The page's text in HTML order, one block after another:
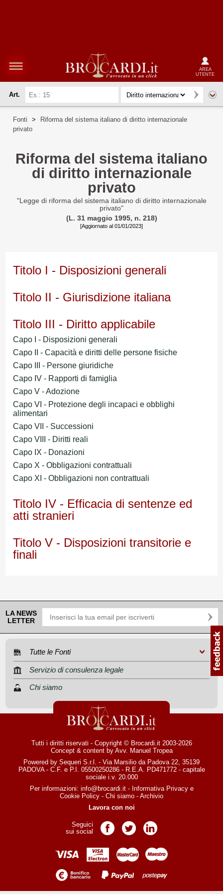
AREA
UTENTE
Art.
Fonti >
Riforma del sistema italiano di diritto internazionale
privato
Riforma del sistema italiano
di diritto internazionale
privato
"Legge di riforma del sistema italiano di diritto internazionale
privato"
(L. 31 maggio 1995, n. 218)
[Aggiornato al 01/01/2023]
Titolo I - Disposizioni generali
Titolo II - Giurisdizione italiana
Titolo III - Diritto applicabile
Capo I - Disposizioni generali
Capo II - Capacità e diritti delle persone fisiche
Capo III - Persone giuridiche
Capo IV - Rapporti di famiglia
Capo V - Adozione
Capo VI - Protezione degli incapaci e obblighi
alimentari
Capo VII - Successioni
Capo VIII - Diritti reali
Capo IX - Donazioni
Capo X - Obbligazioni contrattuali
Capo XI - Obbligazioni non contrattuali
Titolo IV - Efficacia di sentenze ed
atti stranieri
Titolo V - Disposizioni transitorie e
finali
LA NEWS
LETTER
Tutte le Fonti
Servizio di consulenza legale
Chi siamo
Tutti i diritti riservati - Copyright © Brocardi.it 2003-2026
Concept & content by Avv. Manuel Tropea
Powered by Sequeri S.r.l. - Via Marsilio da Padova 22, 35139
PADOVA - C.F. e P.I. 05500250286 - R.E.A. PD471772 - capitale
sociale i.v. 20.000
Per informazioni: info@brocardi.it- Informativa Privacye
Cookie Policy - Chi siamo - Archivio
Lavora con noi
Seguici
sui social
Pagina Facebook
Pagina TwitterPagina LinkedIn